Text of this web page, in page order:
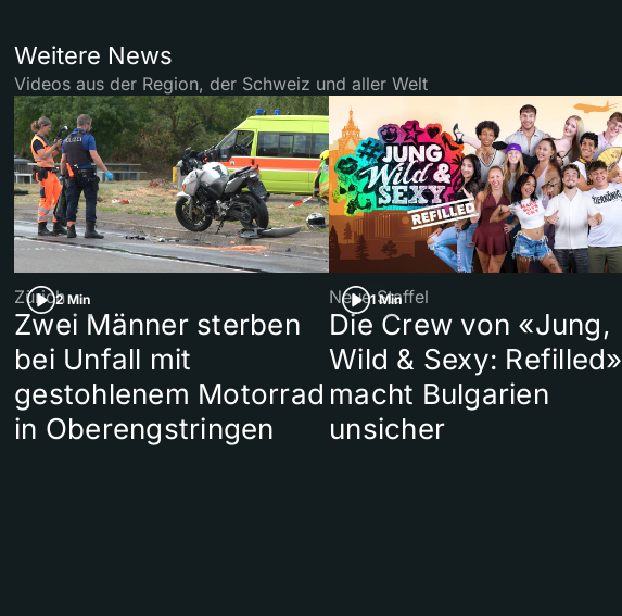
Weitere News
Videos aus der Region, der Schweiz und aller Welt
2 Min
Zürich
Zwei Männer sterben
bei Unfall mit
gestohlenem Motorrad
in Oberengstringen
1 Min
Neue Staffel
Die Crew von «Jung,
Wild & Sexy: Refilled»
macht Bulgarien
unsicher